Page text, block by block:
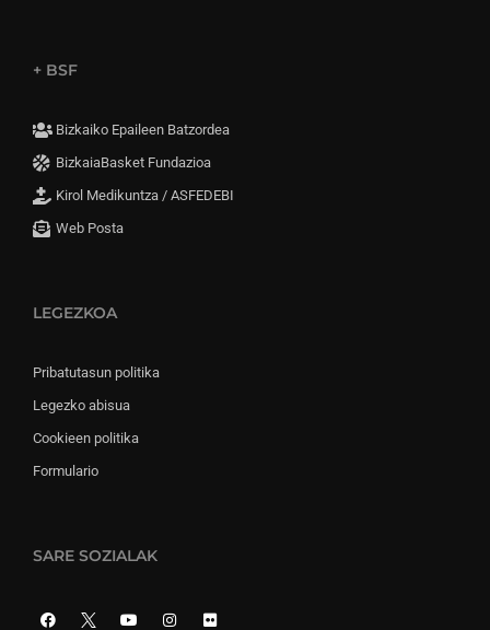
+ BSF
Bizkaiko Epaileen Batzordea
BizkaiaBasket Fundazioa
Kirol Medikuntza / ASFEDEBI
Web Posta
LEGEZKOA
Pribatutasun politika
Legezko abisua
Cookieen politika
Formulario
SARE SOZIALAK